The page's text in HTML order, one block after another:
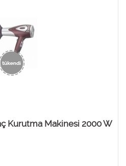
Kurutma Makinesi 2000 W